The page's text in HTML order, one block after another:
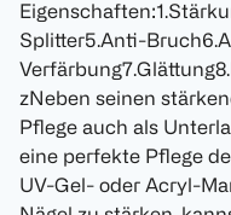
Splitter5.Anti-
zNeben seinen
Pflege auch als
eine perfekte Pflege
UV-Gel- oder Acryl-